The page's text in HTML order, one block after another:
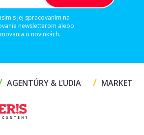
s jej spracovaním na
newsletterom alebo
o novinkách.
AGENTÚRY & ĽUDIA / MARKET